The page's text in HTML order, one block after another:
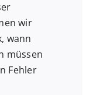
wir
wann
müssen
Fehler